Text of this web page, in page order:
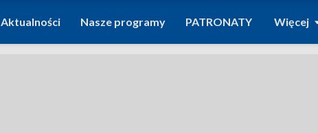
Aktualności Nasze programy PATRONATY Więcej